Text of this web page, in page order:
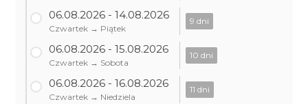
06.08.2026 - 14.08.2026
Czwartek → Piątek
9 dni
06.08.2026 - 15.08.2026
Czwartek → Sobota
10 dni
06.08.2026 - 16.08.2026
Czwartek → Niedziela
11 dni